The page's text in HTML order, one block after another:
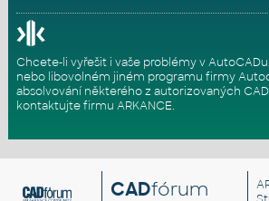
Chcete-li vyřešit i vaše problémy v
nebo libovolném jiném programu firmy
absolvování některého z autorizovaných
kontaktujte firmu ARKANCE.
CADfórum